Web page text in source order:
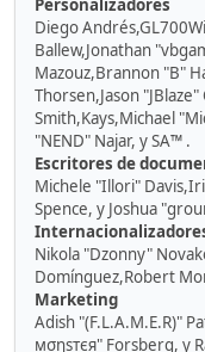
Personalizadores
Diego
Ballew,Jonathan
Mazouz,Brannon "B"
Thorsen,Jason
Smith,Kays,Michael
"NEND" Najar, y SA™ .
Escritores de
Michele "Illori"
Spence, y Joshua
Nikola "Dzonny"
Domínguez,Robert
Marketing
Adish "(F.L.A.M.E.R)"
мσηѕтєя" Forsberg, y